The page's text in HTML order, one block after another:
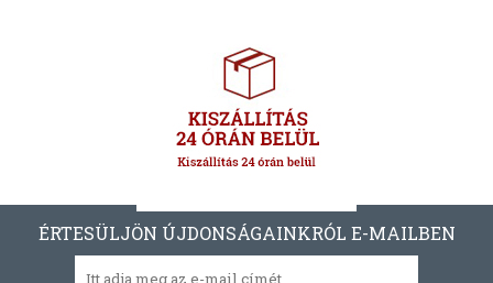
ÉRTESÜLJÖN ÚJDONSÁGAINKRÓL E-MAILBEN